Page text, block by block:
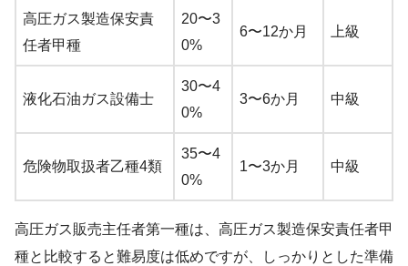
高圧ガス製造保安責
任者甲種
20〜3
0%
6〜12か月 上級
液化石油ガス設備士
30〜4
0%
3〜6か月 中級
危険物取扱者乙種4類
35〜4
0%
1〜3か月 中級
高圧ガス販売主任者第一種は、高圧ガス製造保安責任者甲
種と比較すると難易度は低めですが、しっかりとした準備